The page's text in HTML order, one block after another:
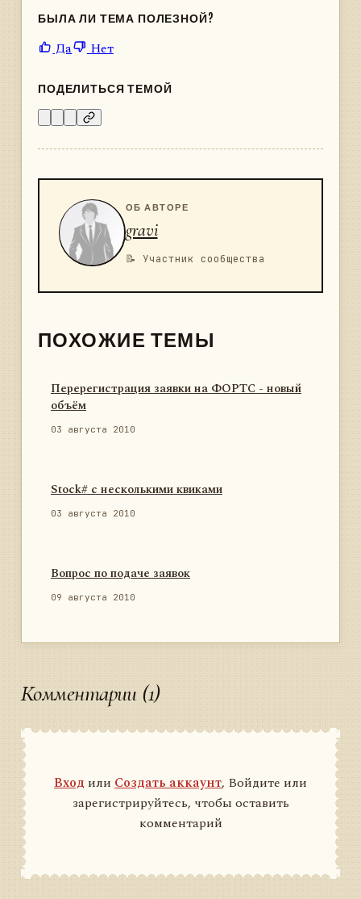
БЫЛА ЛИ ТЕМА ПОЛЕЗНОЙ?
Да Нет
ПОДЕЛИТЬСЯ ТЕМОЙ
ОБ АВТОРЕ
gravi
📝 Участник сообщества
ПОХОЖИЕ ТЕМЫ
Перерегистрация заявки на ФОРТС - новый
объём
03 августа 2010
Stock# с несколькими квиками
03 августа 2010
Вопрос по подаче заявок
09 августа 2010
Комментарии (1)
Вход или Создать аккаунт, Войдите или
зарегистрируйтесь, чтобы оставить
комментарий